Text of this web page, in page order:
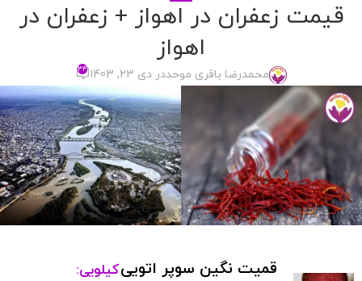
قیمت زعفران در اهواز + زعفران در
اهواز
محمدرضا باقری موحددر دی 23, 1403 ۳۴
قمیت نگین سوپر اتوییکیلویی: